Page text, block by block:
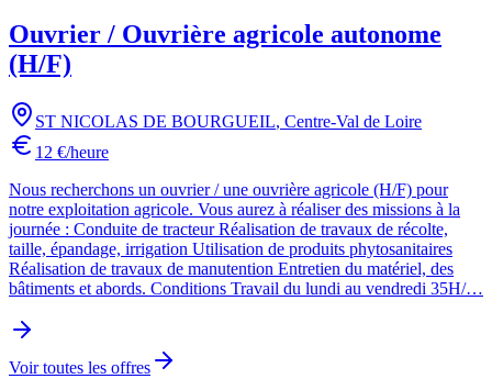
Ouvrier / Ouvrière agricole autonome
(H/F)
ST NICOLAS DE BOURGUEIL, Centre-Val de Loire
12 €/heure
Nous recherchons un ouvrier / une ouvrière agricole (H/F) pour
notre exploitation agricole. Vous aurez à réaliser des missions à la
journée : Conduite de tracteur Réalisation de travaux de récolte,
taille, épandage, irrigation Utilisation de produits phytosanitaires
Réalisation de travaux de manutention Entretien du matériel, des
bâtiments et abords. Conditions Travail du lundi au vendredi 35H/…
Voir toutes les offres